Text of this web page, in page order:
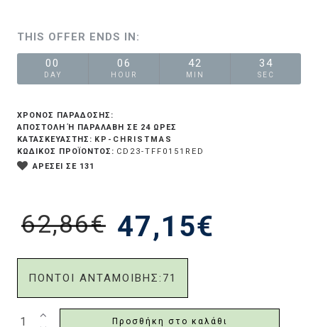
THIS OFFER ENDS IN:
00
DAY
06
HOUR
42
MIN
34
SEC
47,15€
62,86€
ΠΟΝΤΟΙ ΑΝΤΑΜΟΙΒΗΣ: 71
ΧΡΟΝΟΣ ΠΑΡΑΔΟΣΗΣ:
ΑΠΟΣΤΟΛΉ Ή ΠΑΡΑΛΑΒΉ ΣΕ 24 ΏΡΕΣ
ΚΑΤΑΣΚΕΥΑΣΤΗΣ: KP-CHRISTMAS
ΚΩΔΙΚΟΣ ΠΡΟΪΟΝΤΟΣ: CD23-TFF0151RED
ΑΡΕΣΕΙ ΣΕ 131
Προσθήκη στο καλάθι